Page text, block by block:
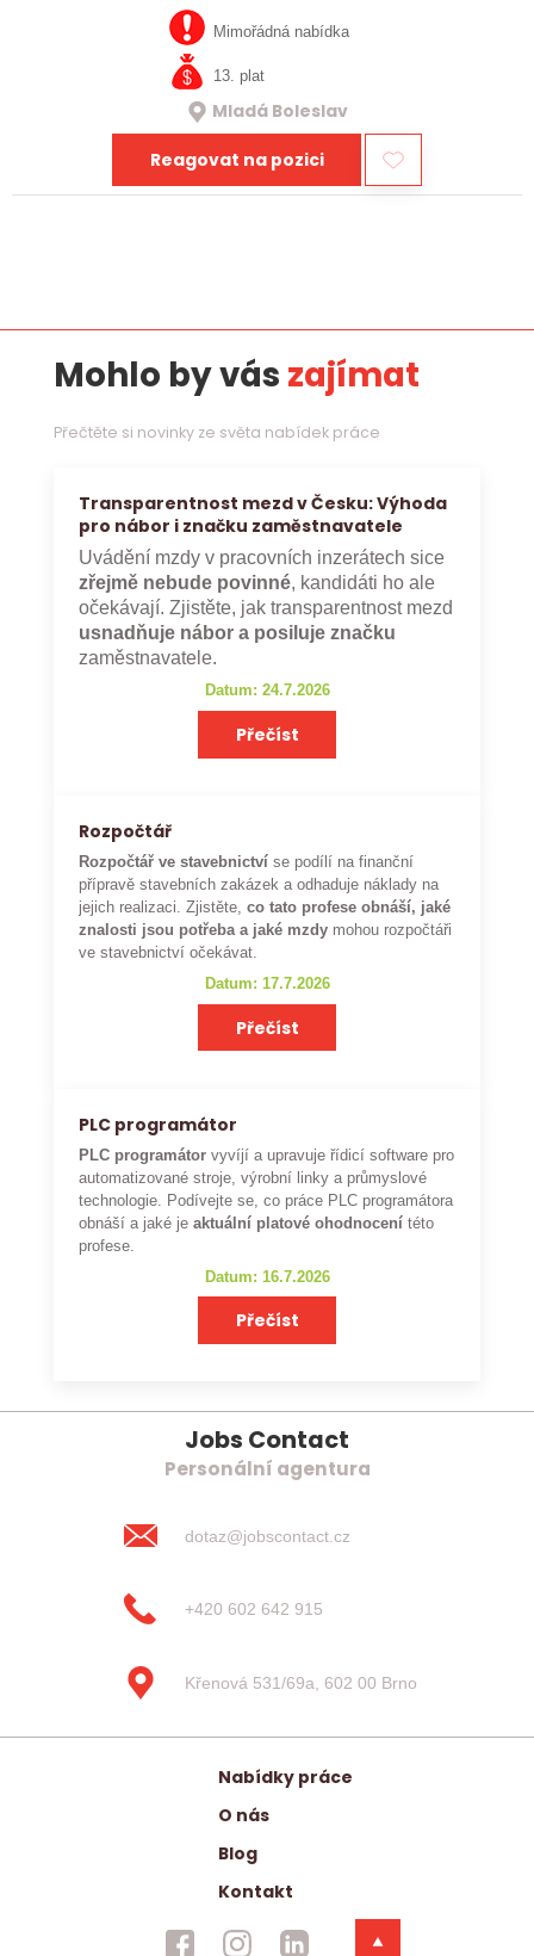
jste šikovný absolvent…
Mimořádná nabídka
13. plat
Mladá Boleslav
Reagovat na pozici
Mohlo by vás zajímat
Přečtěte si novinky ze světa nabídek práce
Transparentnost mezd v Česku: Výhoda
pro nábor i značku zaměstnavatele
Uvádění mzdy v pracovních inzerátech sice
zřejmě nebude povinné, kandidáti ho ale
očekávají. Zjistěte, jak transparentnost mezd
usnadňuje nábor a posiluje značku
zaměstnavatele.
Datum: 24.7.2026
Přečíst
Rozpočtář
Rozpočtář ve stavebnictví se podílí na finanční
přípravě stavebních zakázek a odhaduje náklady na
jejich realizaci. Zjistěte,co tato profese obnáší, jaké
znalosti jsou potřeba a jaké mzdy mohou rozpočtáři
ve stavebnictví očekávat.
Datum: 17.7.2026
Přečíst
PLC programátor
PLC programátor vyvíjí a upravuje řídicí software pro
automatizované stroje, výrobní linky a průmyslové
technologie. Podívejte se, co práce PLC programátora
obnáší a jaké je aktuální platové ohodnocení této
profese.
Datum: 16.7.2026
Přečíst
Jobs Contact
Personální agentura
dotaz@jobscontact.cz
+420 602 642 915
Křenová 531/69a, 602 00 Brno
Nabídky práce
O nás
Blog
Kontakt